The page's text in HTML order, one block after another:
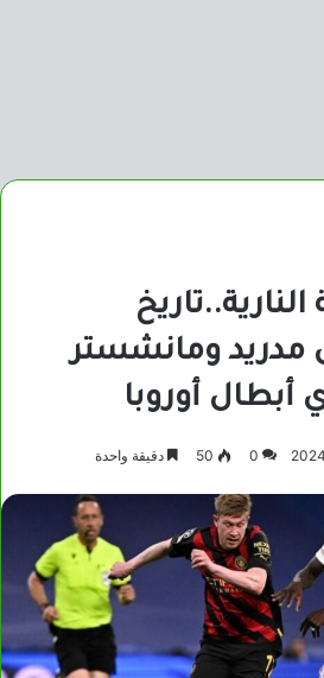
مدريد ومانشستر
أوروبا
0
50 دقيقة واحدة